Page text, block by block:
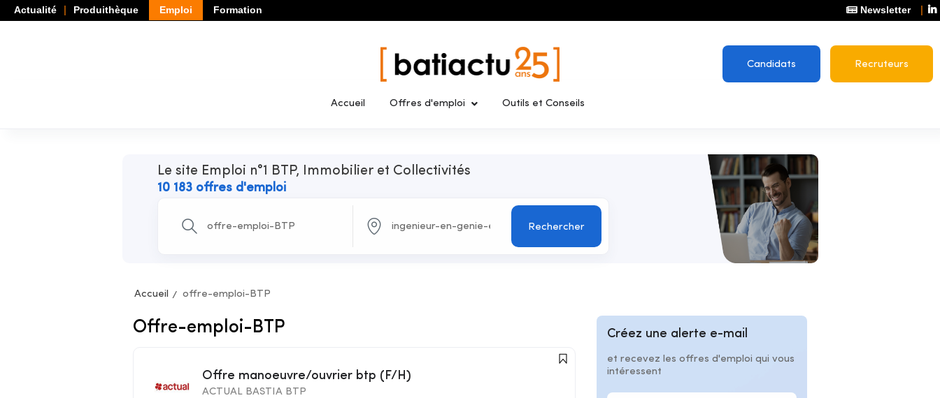
Actualité Produithèque Emploi Formation Newsletter
Candidats Recruteurs
Accueil Offres d'emploi Outils et Conseils
Le site Emploi n°1 BTP, Immobilier et Collectivités
10 183 offres d'emploi
Rechercher
Accueil offre-emploi-BTP
Offre-emploi-BTP
Offre manoeuvre/ouvrier btp (F/H)
ACTUAL BASTIA BTP
Créez une alerte e-mail
et recevez les offres d'emploi qui vous
intéressent